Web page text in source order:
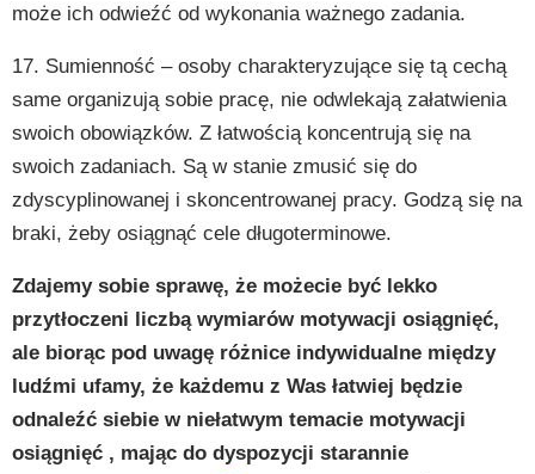
może ich odwieźć od wykonania ważnego zadania.
17. Sumienność – osoby charakteryzujące się tą cechą
same organizują sobie pracę, nie odwlekają załatwienia
swoich obowiązków. Z łatwością koncentrują się na
swoich zadaniach. Są w stanie zmusić się do
zdyscyplinowanej i skoncentrowanej pracy. Godzą się na
braki, żeby osiągnąć cele długoterminowe.
Zdajemy sobie sprawę, że możecie być lekko
przytłoczeni liczbą wymiarów motywacji osiągnięć,
ale biorąc pod uwagę różnice indywidualne między
ludźmi ufamy, że każdemu z Was łatwiej będzie
odnaleźć siebie w niełatwym temacie motywacji
osiągnięć , mając do dyspozycji starannie